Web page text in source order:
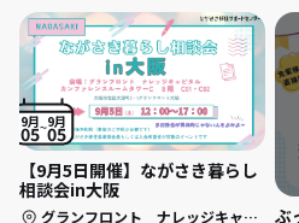
9月
05
9月
05
【9月5日開催】ながさき暮らし
相談会in大阪
グランフロント ナレッジキャピタル カンファレンスルームタワーC 8階 C01・C02
ぶ